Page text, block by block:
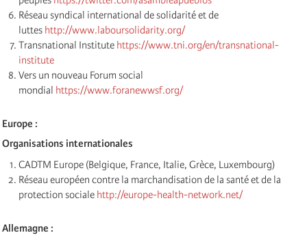
Réseau syndical international de solidarité et de
luttes http://www.laboursolidarity.org/
Transnational Institute https://www.tni.org/en/transnational-
institute
Vers un nouveau Forum social
mondial https://www.foranewwsf.org/
Europe :
Organisations internationales
CADTM Europe (Belgique, France, Italie, Grèce, Luxembourg)
Réseau européen contre la marchandisation de la santé et de la
protection sociale http://europe-health-network.net/
Allemagne :